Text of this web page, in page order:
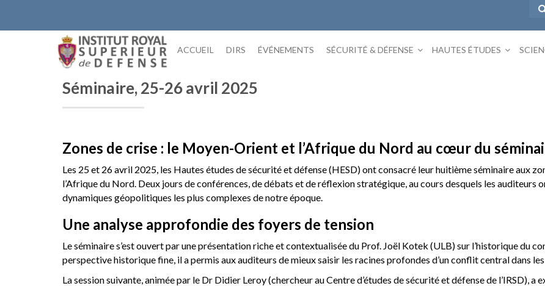
content
ACCUEIL DIRS ÉVÉNEMENTS SÉCURITÉ & DÉFENSE HAUTES ÉTUDES
Séminaire, 25-26 avril 2025
Zones de crise : le Moyen-Orient et l’Afrique du Nord au cœur du
Les 25 et 26 avril 2025, les Hautes études de sécurité et défense (HESD) ont consacré leur huitième séminaire aux
l’Afrique du Nord. Deux jours de conférences, de débats et de réflexion stratégique, au cours desquels les auditeurs
dynamiques géopolitiques les plus complexes de notre époque.
Une analyse approfondie des foyers de tension
Le séminaire s’est ouvert par une présentation riche et contextualisée du Prof. Joël Kotek (ULB) sur l’historique du
perspective historique fine, il a permis aux auditeurs de mieux saisir les racines profondes d’un conflit central dans
La session suivante, animée par le Dr Didier Leroy (chercheur au Centre d’études de sécurité et défense de l’IRSD), a